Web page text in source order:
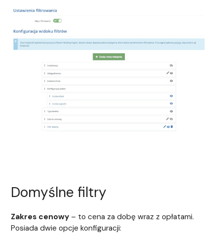
Domyślne filtry
Zakres cenowy – to cena za dobę wraz z opłatami.
Posiada dwie opcje konfiguracji: